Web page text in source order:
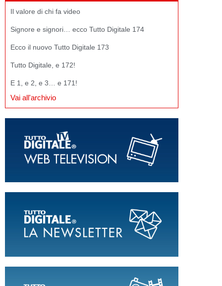
Il valore di chi fa video
Signore e signori… ecco Tutto Digitale 174
Ecco il nuovo Tutto Digitale 173
Tutto Digitale, e 172!
E 1, e 2, e 3… e 171!
Vai all'archivio